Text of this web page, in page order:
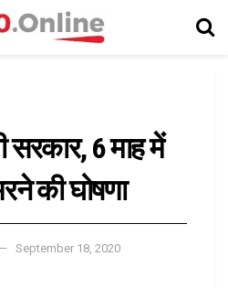
6 माह में
की घोषणा
September 18, 2020